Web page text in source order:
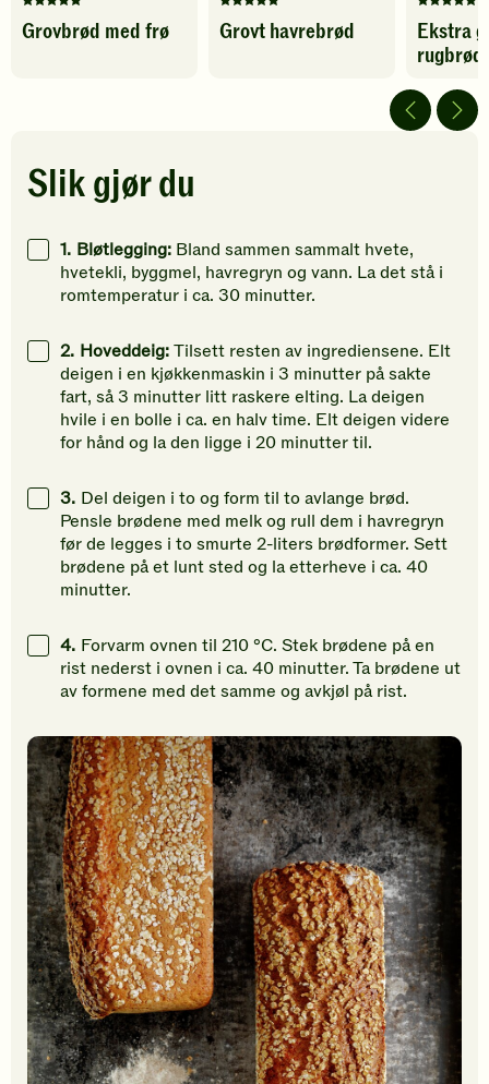
Denne
oppskriften
stjerner.
Klikk
å
gi
vurdering.
Grovbrød med frø
Denne
oppskriften
å
gi
din
vurdering.
Grovt havrebrød
Denne
har
5
av
gi
din
Ekstra
rugbrød
Slik gjør du
1. Bløtlegging: Bland sammen sammalt hvete,
hvetekli, byggmel, havregryn og vann. La det stå i
romtemperatur i ca. 30 minutter.
2. Hoveddeig:Tilsett resten av ingrediensene. Elt
deigen i en kjøkkenmaskin i 3 minutter på sakte
fart, så 3 minutter litt raskere elting. La deigen
hvile i en bolle i ca. en halv time. Elt deigen videre
for hånd og la den ligge i 20 minutter til.
3. Del deigen i to og form til to avlange brød.
Pensle brødene med melk og rull dem i havregryn
før de legges i to smurte 2-liters brødformer. Sett
brødene på et lunt sted og la etterheve i ca. 40
minutter.
4. Forvarm ovnen til 210 °C. Stek brødene på en
rist nederst i ovnen i ca. 40 minutter. Ta brødene ut
av formene med det samme og avkjøl på rist.